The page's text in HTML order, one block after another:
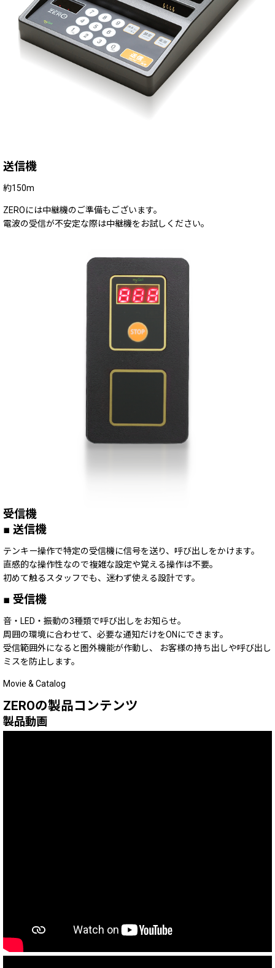
送信機
約150m
ZEROには中継機のご準備もございます。
電波の受信が不安定な際は中継機をお試しください。
受信機
■ 送信機
テンキー操作で特定の受信機に信号を送り、呼び出しをかけます。
直感的な操作性なので複雑な設定や覚える操作は不要。
初めて触るスタッフでも、迷わず使える設計です。
■ 受信機
音・LED・振動の3種類で呼び出しをお知らせ。
周囲の環境に合わせて、必要な通知だけをONにできます。
受信範囲外になると圏外機能が作動し、 お客様の持ち出しや呼び出し
ミスを防止します。
Movie & Catalog
ZEROの製品コンテンツ
製品動画